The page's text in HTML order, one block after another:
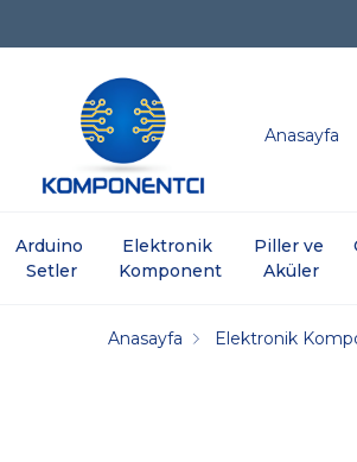
Anasayfa
Arduino
Setler
Elektronik
Komponent
Piller ve
Aküler
Anasayfa Elektronik